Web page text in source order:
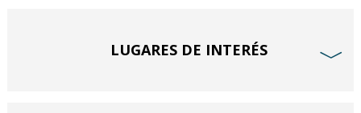
LUGARES DE INTERÉS ﹀